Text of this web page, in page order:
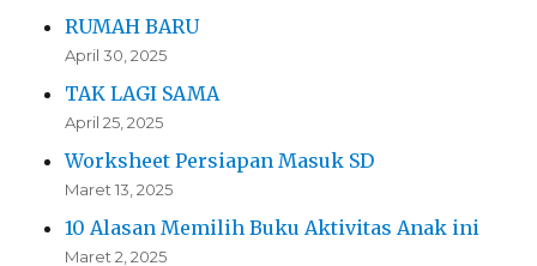
RUMAH BARU
April 30, 2025
TAK LAGI SAMA
April 25, 2025
Worksheet Persiapan Masuk SD
Maret 13, 2025
10 Alasan Memilih Buku Aktivitas Anak ini
Maret 2, 2025